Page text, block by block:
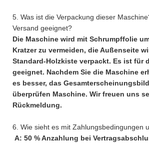
5. Was ist die Verpackung dieser
Versand geeignet?
Die Maschine wird mit Schrumpffolie
Kratzer zu vermeiden, die Außenseite
Standard-Holzkiste verpackt. Es ist für
geeignet. Nachdem Sie die Maschine
es besser, das
überprüfen Maschine. Wir freuen uns
Rückmeldung.
6. Wie sieht es mit Zahlungsbedingungen
A: 50 % Anzahlung bei